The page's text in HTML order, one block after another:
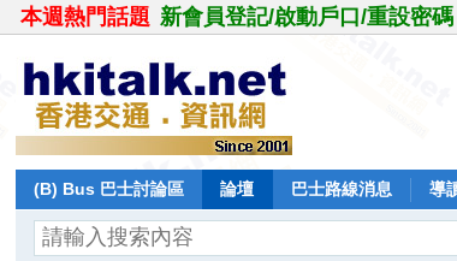
本週熱門話題 新會員登記/啟動戶口/重設密碼
(B) Bus 巴士討論區 論壇 巴士路線消息 導